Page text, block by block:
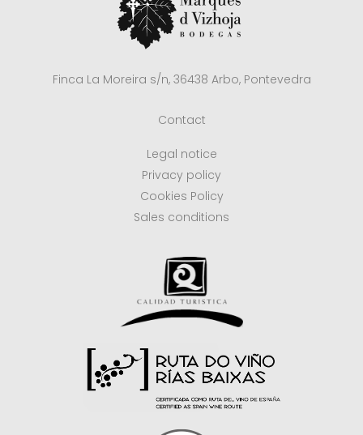
Finca La Moreira s/n, 36438 Arbo, Pontevedra
Contact
Legal notice
Privacy policy
Cookies Policy
Sales conditions